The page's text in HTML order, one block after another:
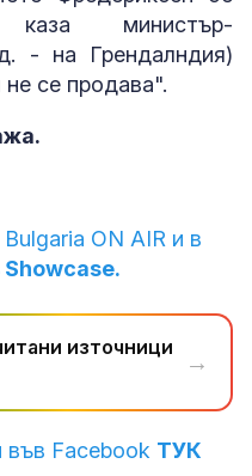
каза министър-
- на Грендалндия)
се продава".
ON AIR и в
източници
→
във Facebook ТУК